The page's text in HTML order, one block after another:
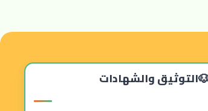
التوثيق والشهادات